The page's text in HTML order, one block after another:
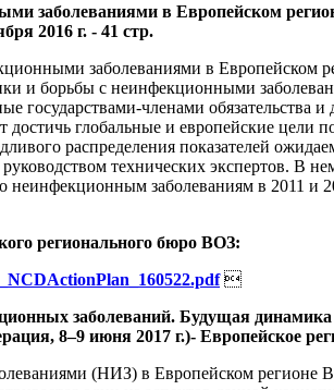
заболеваниями в Европейском
2016 г. - 41 стр.
заболеваниями в Европейском
и борьбы с неинфекционными
членами обязательства
достичь глобальные и европейские
распределения показателей
технических экспертов. В
заболеваниям в 2011 и
регионального бюро ВОЗ:

заболеваний. Будущая
8–9 июня 2017 г.)- Европейское
(НИЗ) в Европейском регионе